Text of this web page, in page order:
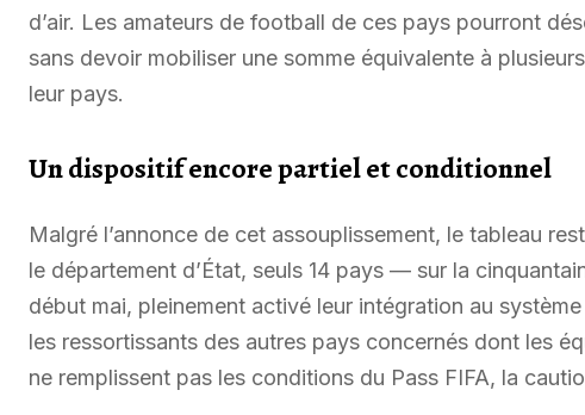
d’air. Les amateurs de football de ces pays pourront
sans devoir mobiliser une somme équivalente à
leur pays.
Un dispositif encore partiel et conditionnel
Malgré l’annonce de cet assouplissement, le tableau
le département d’État, seuls 14 pays — sur la
début mai, pleinement activé leur intégration au
les ressortissants des autres pays concernés dont les
ne remplissent pas les conditions du Pass FIFA, la